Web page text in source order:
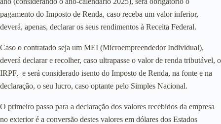
pagamento do Imposto de Renda, caso receba um valor inferior,
deverá, apenas, declarar os seus rendimentos à Receita Federal.
Caso o contratado seja um MEI (Microempreendedor Individual),
deverá declarar e recolher, caso ultrapasse o valor de renda tributável, o
IRPF, e será considerado isento do Imposto de Renda, na fonte e na
declaração, o seu lucro, caso optante pelo Simples Nacional.
O primeiro passo para a declaração dos valores recebidos da empresa
no exterior é a conversão destes valores em dólares dos Estados